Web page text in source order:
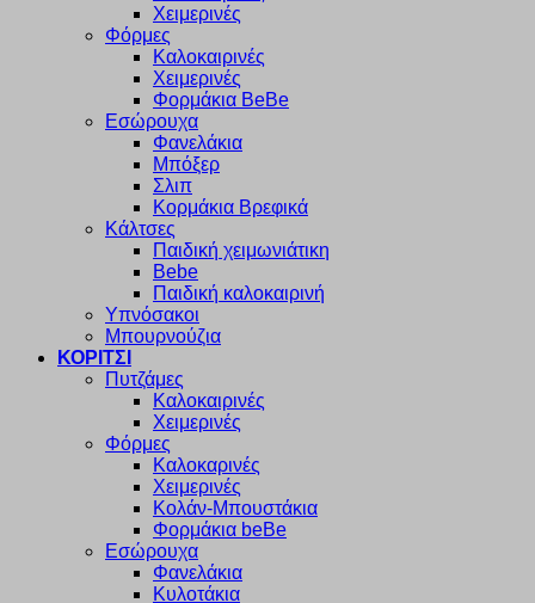
Χειμερινές
Φόρμες
Καλοκαιρινές
Χειμερινές
Φορμάκια BeBe
Εσώρουχα
Φανελάκια
Μπόξερ
Σλιπ
Κορμάκια Βρεφικά
Κάλτσες
Παιδική χειμωνιάτικη
Bebe
Παιδική καλοκαιρινή
Υπνόσακοι
Μπουρνούζια
ΚΟΡΙΤΣΙ
Πυτζάμες
Καλοκαιρινές
Χειμερινές
Φόρμες
Καλοκαρινές
Χειμερινές
Κολάν-Μπουστάκια
Φορμάκια beBe
Εσώρουχα
Φανελάκια
Κυλοτάκια